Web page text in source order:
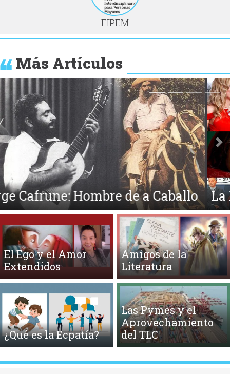
FIPEM
Más Artículos
La Mirada
Anterior
El Ego y el Amor
Extendidos
Amigos de la
Literatura
¿Qué es la Ecpatía?
Las Pymes y el
Aprovechamiento
del TLC